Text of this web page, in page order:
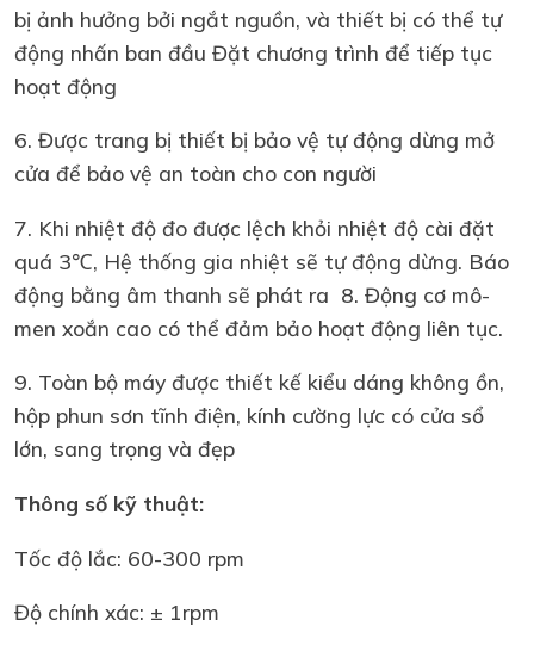
bị ảnh hưởng bởi ngắt nguồn, và thiết bị có thể tự
động nhấn ban đầu Đặt chương trình để tiếp tục
hoạt động
6. Được trang bị thiết bị bảo vệ tự động dừng mở
cửa để bảo vệ an toàn cho con người
7. Khi nhiệt độ đo được lệch khỏi nhiệt độ cài đặt
quá 3℃, Hệ thống gia nhiệt sẽ tự động dừng. Báo
động bằng âm thanh sẽ phát ra 8. Động cơ mô-
men xoắn cao có thể đảm bảo hoạt động liên tục.
9. Toàn bộ máy được thiết kế kiểu dáng không ồn,
hộp phun sơn tĩnh điện, kính cường lực có cửa sổ
lớn, sang trọng và đẹp
Thông số kỹ thuật:
Tốc độ lắc: 60-300 rpm
Độ chính xác: ± 1rpm